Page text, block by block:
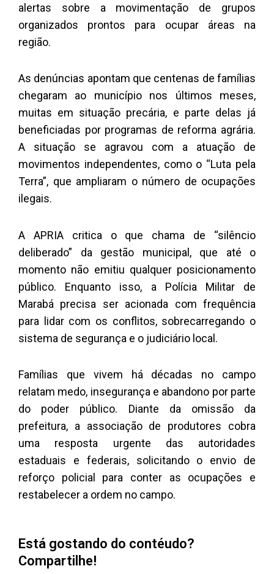
alertas sobre a movimentação de grupos
organizados prontos para ocupar áreas na
região.
As denúncias apontam que centenas de famílias
chegaram ao município nos últimos meses,
muitas em situação precária, e parte delas já
beneficiadas por programas de reforma agrária.
A situação se agravou com a atuação de
movimentos independentes, como o “Luta pela
Terra”, que ampliaram o número de ocupações
ilegais.
A APRIA critica o que chama de “silêncio
deliberado” da gestão municipal, que até o
momento não emitiu qualquer posicionamento
público. Enquanto isso, a Polícia Militar de
Marabá precisa ser acionada com frequência
para lidar com os conflitos, sobrecarregando o
sistema de segurança e o judiciário local.
Famílias que vivem há décadas no campo
relatam medo, insegurança e abandono por parte
do poder público. Diante da omissão da
prefeitura, a associação de produtores cobra
uma resposta urgente das autoridades
estaduais e federais, solicitando o envio de
reforço policial para conter as ocupações e
restabelecer a ordem no campo.
Está gostando do contéudo?
Compartilhe!